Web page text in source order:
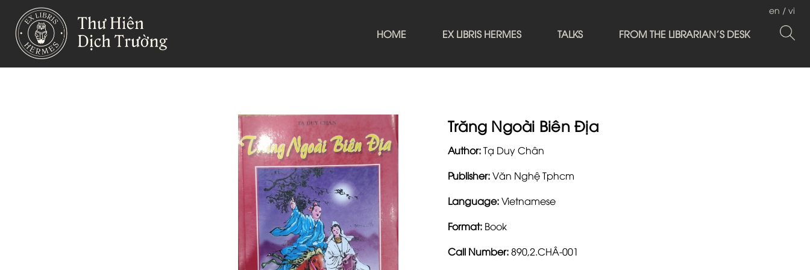
HOME EX LIBRIS HERMES TALKS FROM THE LIBRARIAN'S DESK
en / vi
Trăng Ngoài Biên Địa
Author:Tạ Duy Chân
Publisher:Văn Nghệ Tphcm
Language:Vietnamese
Format:Book
Call Number:890,2.CHÂ-001